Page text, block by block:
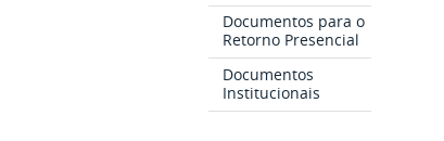
Documentos para o
Retorno Presencial
Documentos
Institucionais